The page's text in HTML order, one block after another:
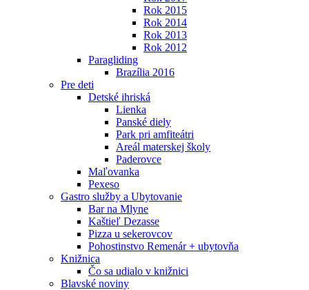
Rok 2015
Rok 2014
Rok 2013
Rok 2012
Paragliding
Brazília 2016
Pre deti
Detské ihriská
Lienka
Panské diely
Park pri amfiteátri
Areál materskej školy
Paderovce
Maľovanka
Pexeso
Gastro služby a Ubytovanie
Bar na Mlyne
Kaštieľ Dezasse
Pizza u sekerovcov
Pohostinstvo Remenár + ubytovňa
Knižnica
Čo sa udialo v knižnici
Blavské noviny